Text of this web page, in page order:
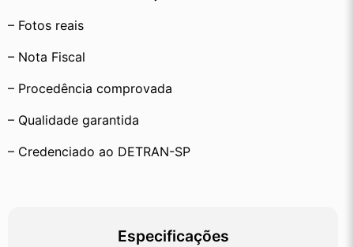
– Fotos reais
– Nota Fiscal
– Procedência comprovada
– Qualidade garantida
– Credenciado ao DETRAN-SP
Especificações